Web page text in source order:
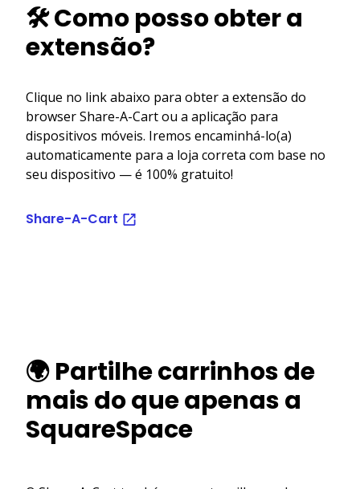
🛠️ Como posso obter a
extensão?
Clique no link abaixo para obter a extensão do
browser Share-A-Cart ou a aplicação para
dispositivos móveis. Iremos encaminhá-lo(a)
automaticamente para a loja correta com base no
seu dispositivo — é 100% gratuito!
Share-A-Cart
🌍 Partilhe carrinhos de
mais do que apenas a
SquareSpace